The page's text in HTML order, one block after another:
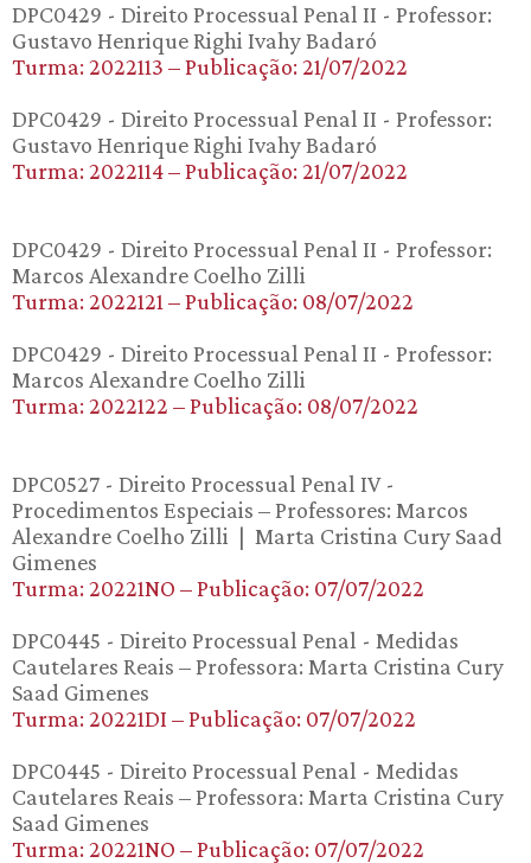
DPC0429 - Direito Processual Penal II - Professor:
Gustavo Henrique Righi Ivahy Badaró
Turma: 2022113 – Publicação: 21/07/2022
DPC0429 - Direito Processual Penal II - Professor:
Gustavo Henrique Righi Ivahy Badaró
Turma: 2022114 – Publicação: 21/07/2022
DPC0429 - Direito Processual Penal II - Professor:
Marcos Alexandre Coelho Zilli
Turma: 2022121 – Publicação: 08/07/2022
DPC0429 - Direito Processual Penal II - Professor:
Marcos Alexandre Coelho Zilli
Turma: 2022122 – Publicação: 08/07/2022
DPC0527 - Direito Processual Penal IV -
Procedimentos Especiais – Professores: Marcos
Alexandre Coelho Zilli | Marta Cristina Cury Saad
Gimenes
Turma: 20221NO – Publicação: 07/07/2022
DPC0445 - Direito Processual Penal - Medidas
Cautelares Reais – Professora: Marta Cristina Cury
Saad Gimenes
Turma: 20221DI – Publicação: 07/07/2022
DPC0445 - Direito Processual Penal - Medidas
Cautelares Reais – Professora: Marta Cristina Cury
Saad Gimenes
Turma: 20221NO – Publicação: 07/07/2022